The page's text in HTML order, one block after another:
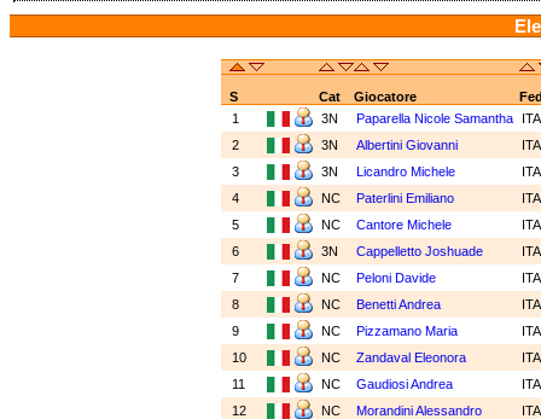
S Cat Giocatore
1
3N Paparella Nicole Samantha
2
3N Albertini Giovanni
3
3N Licandro Michele
4
NC Paterlini Emiliano
5
NC Cantore Michele
6
3N Cappelletto Joshuade
7
NC Peloni Davide
8
NC Benetti Andrea
9
NC Pizzamano Maria
10
NC Zandaval Eleonora
11
NC Gaudiosi Andrea
12
NC Morandini Alessandro